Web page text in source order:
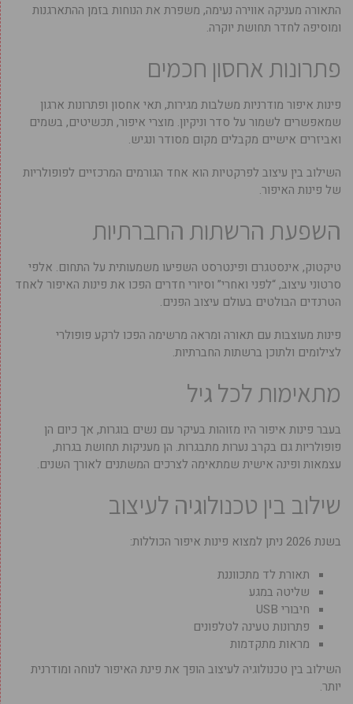
התאורה מעניקה אווירה נעימה, משפרת את הנוחות בזמן ההתארגנות
ומוסיפה לחדר תחושת יוקרה.
פתרונות אחסון חכמים
פינות איפור מודרניות משלבות מגירות, תאי אחסון ופתרונות ארגון
שמאפשרים לשמור על סדר וניקיון. מוצרי איפור, תכשיטים, בשמים
ואביזרים אישיים מקבלים מקום מסודר ונגיש.
השילוב בין עיצוב לפרקטיות הוא אחד הגורמים המרכזיים לפופולריות
של פינות האיפור.
השפעת הרשתות החברתיות
טיקטוק, אינסטגרם ופינטרסט השפיעו משמעותית על התחום. אלפי
סרטוני עיצוב, “לפני ואחרי” וסיורי חדרים הפכו את פינות האיפור לאחד
הטרנדים הבולטים בעולם עיצוב הפנים.
פינות מעוצבות עם תאורה ומראה מרשימה הפכו לרקע פופולרי
לצילומים ולתוכן ברשתות החברתיות.
מתאימות לכל גיל
בעבר פינות איפור היו מזוהות בעיקר עם נשים בוגרות, אך כיום הן
פופולריות גם בקרב נערות מתבגרות. הן מעניקות תחושת בגרות,
עצמאות ופינה אישית שמתאימה לצרכים המשתנים לאורך השנים.
שילוב בין טכנולוגיה לעיצוב
בשנת 2026 ניתן למצוא פינות איפור הכוללות:
תאורת לד מתכווננת
שליטה במגע
חיבורי USB
פתרונות טעינה לטלפונים
מראות מתקדמות
השילוב בין טכנולוגיה לעיצוב הופך את פינת האיפור לנוחה ומודרנית
יותר.